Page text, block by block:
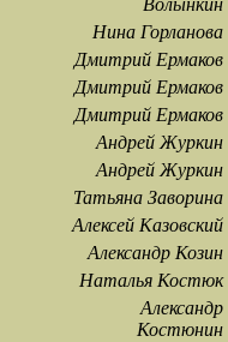
Волынкин
Нина Горланова
Дмитрий Ермаков
Дмитрий Ермаков
Дмитрий Ермаков
Андрей Журкин
Андрей Журкин
Татьяна Заворина
Алексей Казовский
Александр Козин
Наталья Костюк
Александр
Костюнин